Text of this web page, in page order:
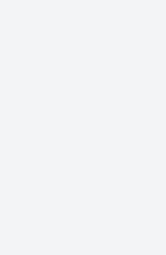
sa